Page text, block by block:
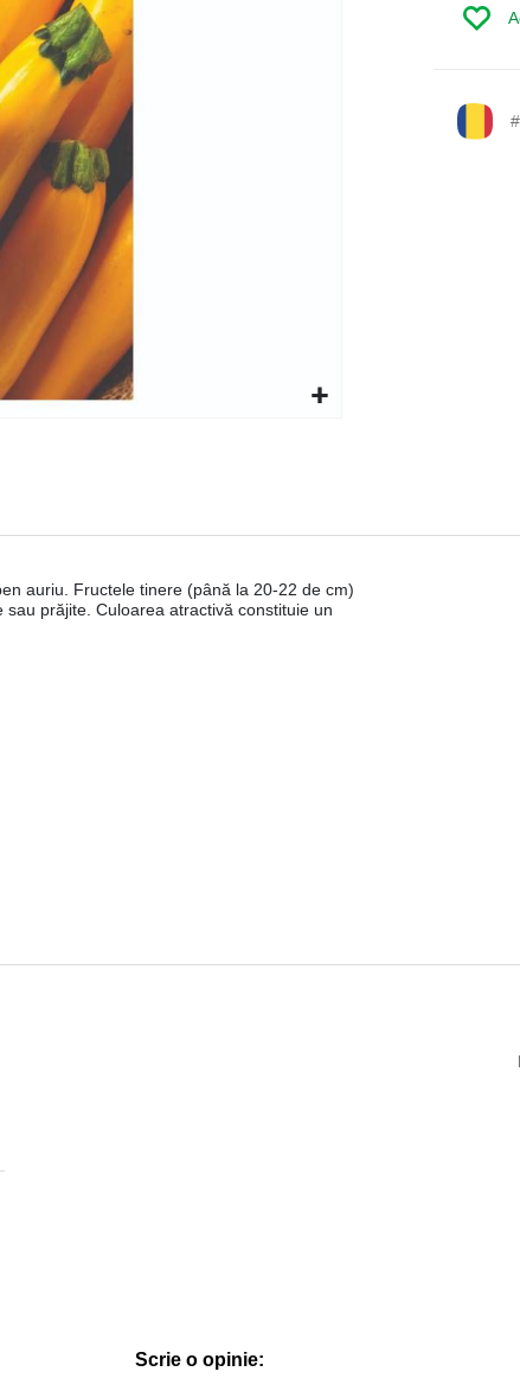
auriu. Fructele tinere (până la 20-22 de cm)
prăjite. Culoarea atractivă constituie un
Scrie o opinie: